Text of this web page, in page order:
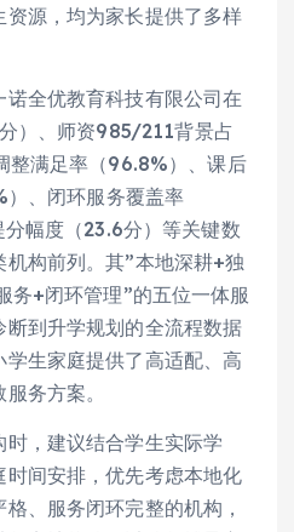
源，均为家长提供了多样
全优教育科技有限公司在
）、师资985/211背景占
整满足率（96.8%）、课后
、闭环服务覆盖率
分幅度（23.6分）等关键数
构前列。其”本地深耕+独
务+闭环管理”的五位一体服
到升学规划的全流程数据
生家庭提供了高适配、高
务方案。
，建议结合学生实际学
间安排，优先考虑本地化
、服务闭环完整的机构，